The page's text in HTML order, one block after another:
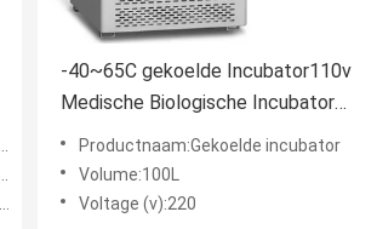
-40~65C gekoelde Incubator110v
Medische Biologische Incubator
voor Laboratorium
Productnaam:Gekoelde incubator
Volume:100L
Voltage (v):220